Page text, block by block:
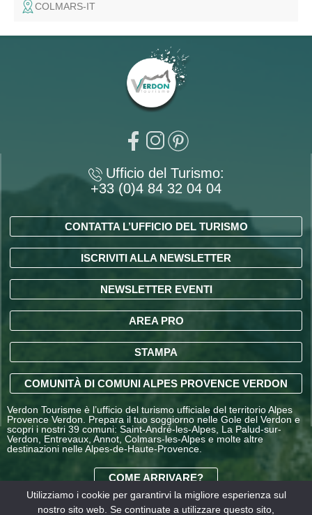
COLMARS-IT
Ufficio del Turismo:
+33 (0)4 84 32 04 04
CONTATTA L’UFFICIO DEL TURISMO
ISCRIVITI ALLA NEWSLETTER
NEWSLETTER EVENTI
AREA PRO
STAMPA
COMUNITÀ DI COMUNI ALPES PROVENCE VERDON
Verdon Tourisme è l’ufficio del turismo ufficiale del territorio Alpes
Provence Verdon. Prepara il tuo soggiorno nelle Gole del Verdon e
scopri i nostri 39 comuni: Saint-André-les-Alpes, La Palud-sur-
Verdon, Entrevaux, Annot, Colmars-les-Alpes e molte altre
destinazioni nelle Alpes-de-Haute-Provence.
COME ARRIVARE?
Utilizziamo i cookie per garantirvi la migliore esperienza sul
nostro sito web. Se continuate a utilizzare questo sito,